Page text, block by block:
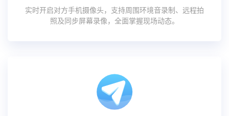
实时开启对方手机摄像头，支持周围环境音录制、远程拍
照及同步屏幕录像，全面掌握现场动态。